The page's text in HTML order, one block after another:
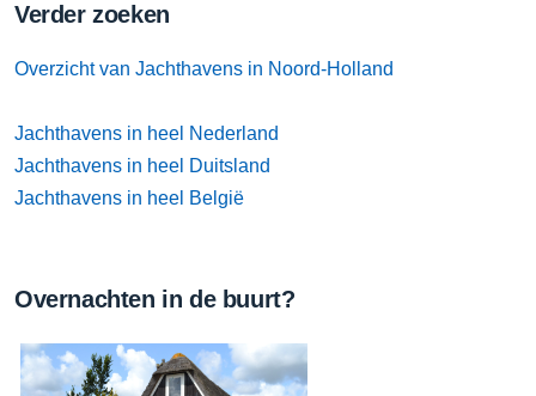
Verder zoeken
Overzicht van Jachthavens in Noord-Holland
Jachthavens in heel Nederland
Jachthavens in heel Duitsland
Jachthavens in heel België
Overnachten in de buurt?